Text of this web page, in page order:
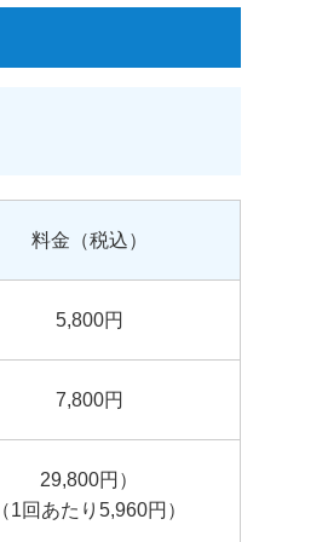
料金 （税込）
5,800円
7,800円
29,800円）
（1回あたり5,960円）